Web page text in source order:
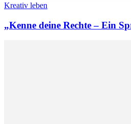
Kreativ leben
„Kenne deine Rechte – Ein